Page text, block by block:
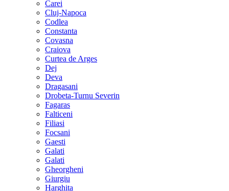
Carei
Cluj-Napoca
Codlea
Constanta
Covasna
Craiova
Curtea de Arges
Dej
Deva
Dragasani
Drobeta-Turnu Severin
Fagaras
Falticeni
Filiasi
Focsani
Gaesti
Galati
Galati
Gheorgheni
Giurgiu
Harghita